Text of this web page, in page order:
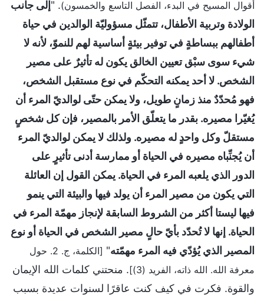
أقوال المسيح في البدء، الفصل التاسع والخمسون). "إلى جانب
الولادة وتربية الأطفال، تتمثّل مسؤوليّة الوالدين في حياة
أطفالهم ببساطةٍ في توفير بيئةٍ أساسية لهم للنموّ، لأنه لا
شيء سوى سبْق تعيين الخالق يكون له تأثيرٌ على مصير
الشخص. لا أحد يمكنه التحكّم في نوع مستقبل الشخص،
فهو مُحدّدٌ منذ زمانٍ طويل، ولا يمكن حتّى لوالديّ المرء أن
يُغيّرا مصيره. بقدر ما يتعلّق الأمر بالمصير، فإن كل شخصٍ
مستقلّ وكل واحدٍ له مصيره. ولذلك لا يمكن لوالديّ المرء
أن يُجنِّباه مصيره في الحياة أو ممارسة أدنى تأثيرٍ على
الدور الذي يلعبه المرء في الحياة. يمكن القول إن العائلة
التي يكون من مصير المرء أن يولد فيها والبيئة التي ينمو
فيها ليستا أكثر من الشروط السابقة لإنجاز مهمّة المرء في
الحياة. إنها لا تُحدّد بأيّ حالٍ مصير الشخص في الحياة أو نوع
المصير الذي يُؤدّي فيه المرء مهمّته"
[الكلمة، ج. 2. حول
معرفة الله. الله ذاته، الفريد (3)]
. منحتني كلمات الله الإيمان
والقوة. فكرت في كيف كنت عاقرًا لسنوات عديدة بسبب